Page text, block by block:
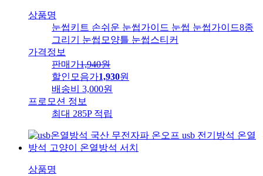
상품명
눈썹키트 손쉬운 눈썹가이드 눈썹 눈썹가이드8종
그리기 눈썹모양틀 눈썹스티커
가격정보
판매가1,940원
할인모음가1,930원
배송비
3,000원
프로모션 정보
최대 285P 적립
상품명